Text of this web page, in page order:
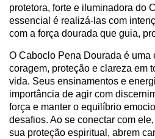
protetora, forte e iluminadora do
essencial é realizá-las com
com a força dourada que guia,
O Caboclo Pena Dourada é uma
coragem, proteção e clareza em
vida. Seus ensinamentos e
importância de agir com
força e manter o equilíbrio
desafios. Ao se conectar com
sua proteção espiritual, abrem